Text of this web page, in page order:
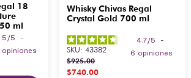
18
ml
5 /5
-
opiniones
Whisky Chivas Regal
Crystal Gold 700 ml
4.7/5
-
6 opiniones
SKU: 43382
$925.00
$740.00